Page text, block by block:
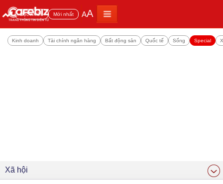
Đọc nhiều Mới nhất AA
Kinh doanh Tài chính ngân hàng Bất động sản Quốc tế Sống Special
Xã hội